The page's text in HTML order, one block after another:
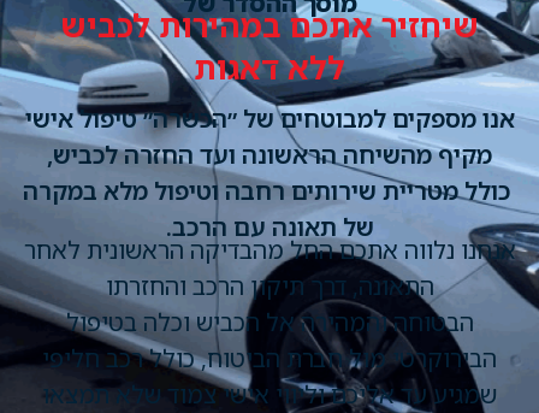
אתכם במהירות לכביש
ללא דאגות
של ״הכשרה״ טיפול אישי
הראשונה ועד החזרה לכביש,
שירותים רחבה וטיפול מלא במקרה
של תאונה עם הרכב.
אתכם החל מהבדיקה הראשונית לאחר
דרך תיקון הרכב והחזרתו
אל הכביש וכלה בטיפול
חברת הביטוח, כולל רכב חליפי
וליווי אישי צמוד שלא תמצאו